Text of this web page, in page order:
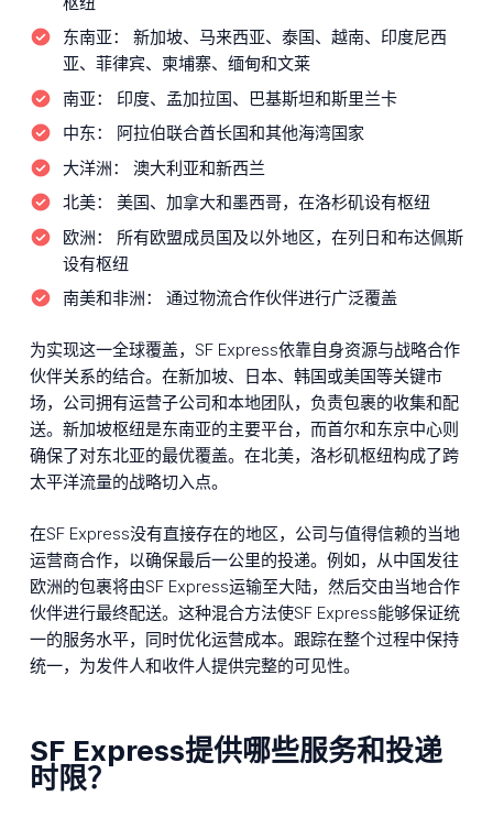
东南亚：
新加坡、马来西亚、泰国、越南、印度尼西
亚、菲律宾、柬埔寨、缅甸和文莱
南亚：
印度、孟加拉国、巴基斯坦和斯里兰卡
中东：
阿拉伯联合酋长国和其他海湾国家
大洋洲：
澳大利亚和新西兰
北美：
美国、加拿大和墨西哥，在洛杉矶设有枢纽
欧洲：
所有欧盟成员国及以外地区，在列日和布达佩斯
设有枢纽
南美和非洲：
通过物流合作伙伴进行广泛覆盖
为实现这一全球覆盖，SF Express依靠自身资源与战略合作
伙伴关系的结合。在新加坡、日本、韩国或美国等关键市
场，公司拥有运营子公司和本地团队，负责包裹的收集和配
送。新加坡枢纽是东南亚的主要平台，而首尔和东京中心则
确保了对东北亚的最优覆盖。在北美，洛杉矶枢纽构成了跨
太平洋流量的战略切入点。
在SF Express没有直接存在的地区，公司与值得信赖的当地
运营商合作，以确保最后一公里的投递。例如，从中国发往
欧洲的包裹将由SF Express运输至大陆，然后交由当地合作
伙伴进行最终配送。这种混合方法使SF Express能够保证统
一的服务水平，同时优化运营成本。跟踪在整个过程中保持
统一，为发件人和收件人提供完整的可见性。
SF Express提供哪些服务和投递
时限？